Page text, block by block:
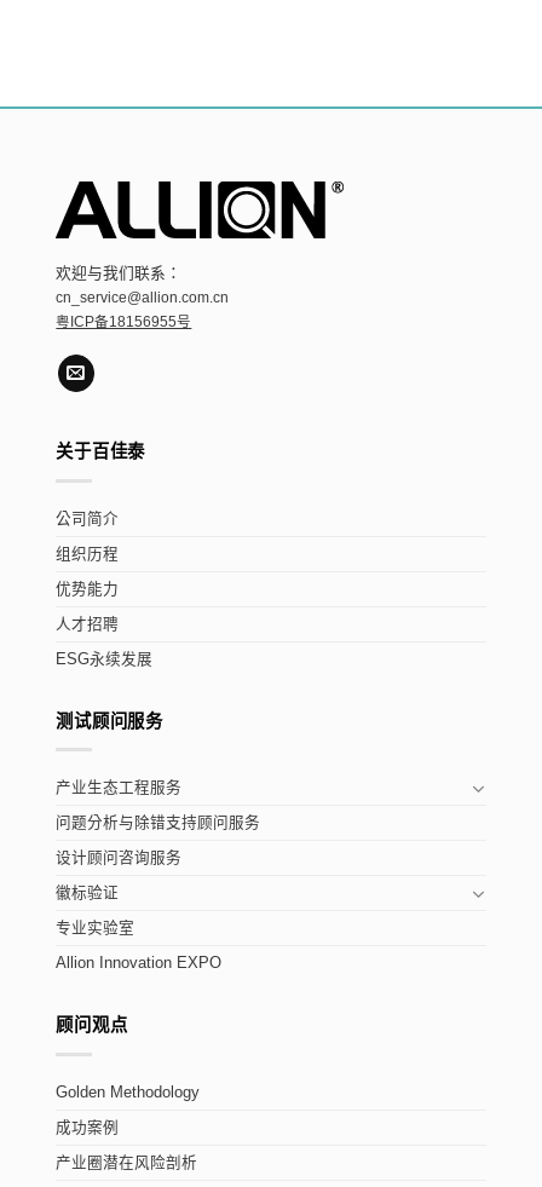
欢迎与我们联系：
cn_service@allion.com.cn
粤ICP备18156955号
关于百佳泰
公司简介
组织历程
优势能力
人才招聘
ESG永续发展
测试顾问服务
产业生态工程服务
问题分析与除错支持顾问服务
设计顾问咨询服务
徽标验证
专业实验室
Allion Innovation EXPO
顾问观点
Golden Methodology
成功案例
产业圈潜在风险剖析